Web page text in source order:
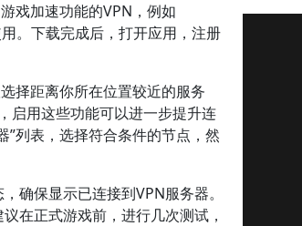
戏加速功能的VPN，例如
。下载完成后，打开应用，注册
择距离你所在位置较近的服务
启用这些功能可以进一步提升连
”列表，选择符合条件的节点，然
确保显示已连接到VPN服务器。
在正式游戏前，进行几次测试，